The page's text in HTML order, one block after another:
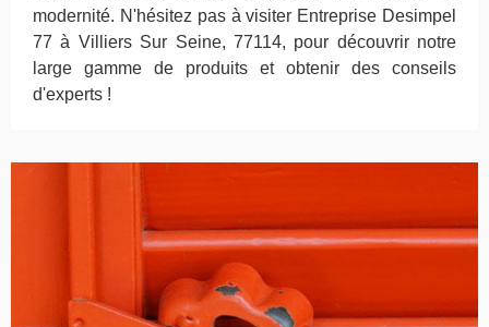
modernité. N'hésitez pas à visiter Entreprise Desimpel
77 à Villiers Sur Seine, 77114, pour découvrir notre
large gamme de produits et obtenir des conseils
d'experts !